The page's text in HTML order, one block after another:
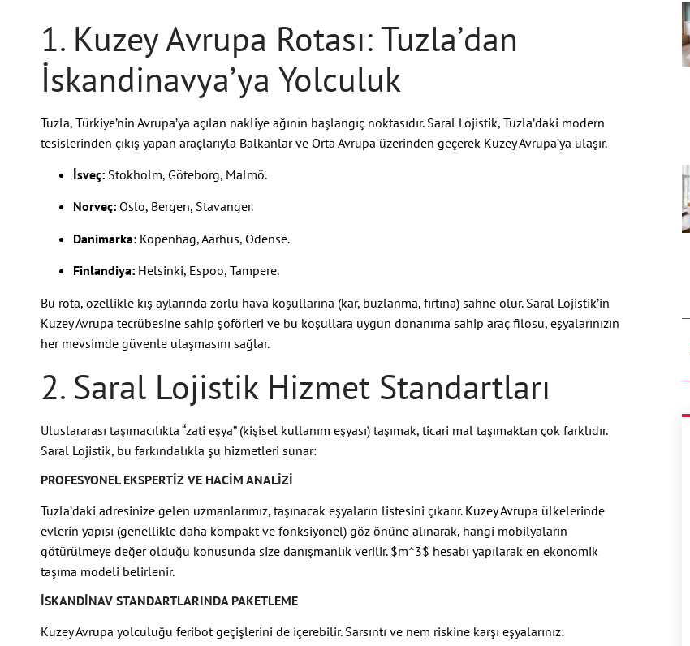
1. Kuzey Avrupa Rotası: Tuzla’dan
İskandinavya’ya Yolculuk
Tuzla, Türkiye’nin Avrupa’ya açılan nakliye ağının başlangıç noktasıdır. Saral Lojistik, Tuzla’daki modern
tesislerinden çıkış yapan araçlarıyla Balkanlar ve Orta Avrupa üzerinden geçerek Kuzey Avrupa’ya ulaşır.
İsveç: Stokholm, Göteborg, Malmö.
Norveç: Oslo, Bergen, Stavanger.
Danimarka: Kopenhag, Aarhus, Odense.
Finlandiya: Helsinki, Espoo, Tampere.
Bu rota, özellikle kış aylarında zorlu hava koşullarına (kar, buzlanma, fırtına) sahne olur. Saral Lojistik’in
Kuzey Avrupa tecrübesine sahip şoförleri ve bu koşullara uygun donanıma sahip araç filosu, eşyalarınızın
her mevsimde güvenle ulaşmasını sağlar.
2. Saral Lojistik Hizmet Standartları
Uluslararası taşımacılıkta “zati eşya” (kişisel kullanım eşyası) taşımak, ticari mal taşımaktan çok farklıdır.
Saral Lojistik, bu farkındalıkla şu hizmetleri sunar:
PROFESYONEL EKSPERTIZ VE HACIM ANALIZI
Tuzla’daki adresinize gelen uzmanlarımız, taşınacak eşyaların listesini çıkarır. Kuzey Avrupa ülkelerinde
evlerin yapısı (genellikle daha kompakt ve fonksiyonel) göz önüne alınarak, hangi mobilyaların
götürülmeye değer olduğu konusunda size danışmanlık verilir. $m^3$ hesabı yapılarak en ekonomik
taşıma modeli belirlenir.
İSKANDINAV STANDARTLARINDA PAKETLEME
Kuzey Avrupa yolculuğu feribot geçişlerini de içerebilir. Sarsıntı ve nem riskine karşı eşyalarınız: